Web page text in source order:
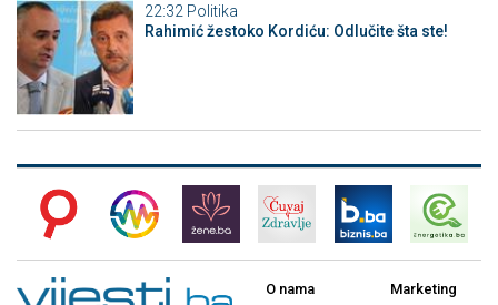
22:32 Politika
Rahimić žestoko Kordiću: Odlučite šta ste!
O nama Marketing